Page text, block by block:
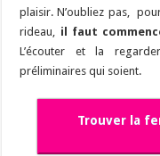
plaisir. N’oubliez pas,
rideau, il faut
L’écouter et la
préliminaires qui soient.
Trouver la